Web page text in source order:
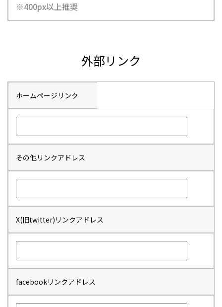
※400px以上推奨
外部リンク
ホームページリンク
その他リンクアドレス
X(旧twitter)リンクアドレス
facebookリンクアドレス